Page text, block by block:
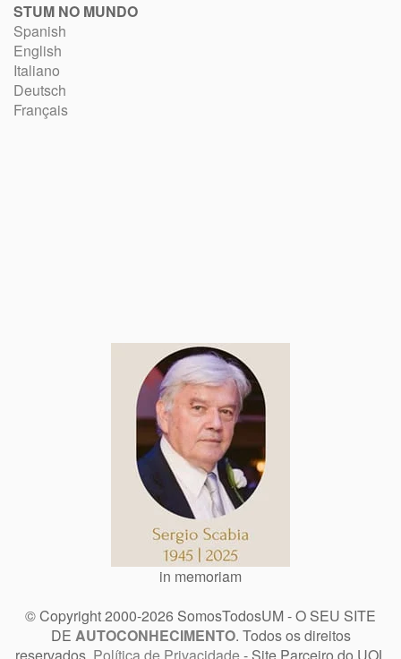
STUM NO MUNDO
Spanish
English
Italiano
Deutsch
Français
in memoriam
© Copyright 2000-2026 SomosTodosUM - O SEU SITE
DE AUTOCONHECIMENTO. Todos os direitos